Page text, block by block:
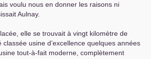
voulu nous en donner les raisons ni
Aulnay.
elle se trouvait à vingt kilomètre de
classée usine d’excellence quelques années
tout-à-fait moderne, complètement